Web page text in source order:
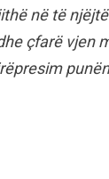
në të
çfarë vjen